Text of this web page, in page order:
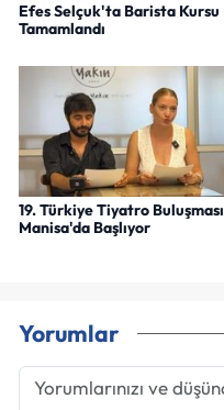
Efes Selçuk'ta Barista Kursu
Tamamlandı
19. Türkiye Tiyatro Buluşması
Manisa'da Başlıyor
Yorumlar